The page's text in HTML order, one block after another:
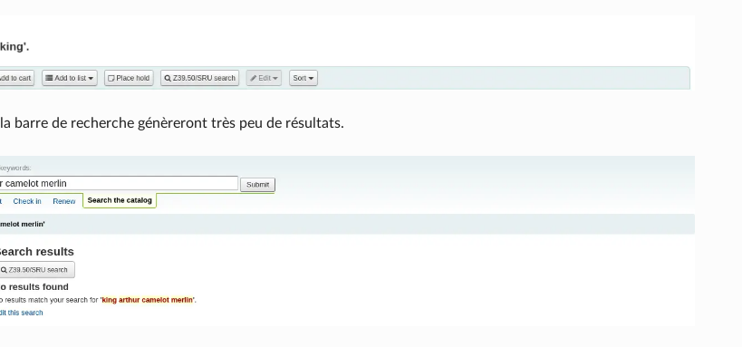
barre de recherche génèreront très peu de résultats.